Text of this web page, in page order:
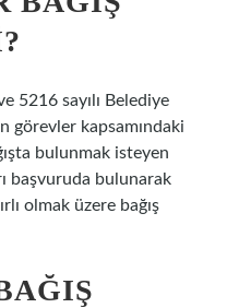
5216 sayılı Belediye
görevler kapsamındaki
bulunmak isteyen
başvuruda bulunarak
olmak üzere bağış